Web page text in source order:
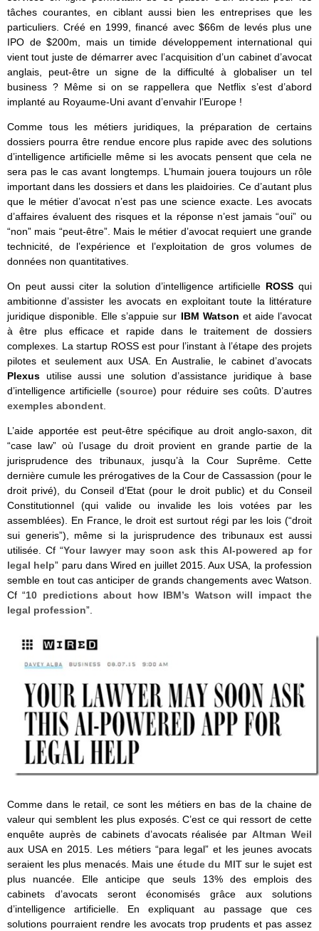
tâches courantes, en ciblant aussi bien les entreprises que les
particuliers. Créé en 1999, financé avec $66m de levés plus une
IPO de $200m, mais un timide développement international qui
vient tout juste de démarrer avec l’acquisition d’un cabinet d’avocat
anglais, peut-être un signe de la difficulté à globaliser un tel
business ? Même si on se rappellera que Netflix s’est d’abord
implanté au Royaume-Uni avant d’envahir l’Europe !
Comme tous les métiers juridiques, la préparation de certains
dossiers pourra être rendue encore plus rapide avec des solutions
d’intelligence artificielle même si les avocats pensent que cela ne
sera pas le cas avant longtemps. L’humain jouera toujours un rôle
important dans les dossiers et dans les plaidoiries. Ce d’autant plus
que le métier d’avocat n’est pas une science exacte. Les avocats
d’affaires évaluent des risques et la réponse n’est jamais “oui” ou
“non” mais “peut-être”. Mais le métier d’avocat requiert une grande
technicité, de l’expérience et l’exploitation de gros volumes de
données non quantitatives.
On peut aussi citer la solution d’intelligence artificielle ROSS qui
ambitionne d’assister les avocats en exploitant toute la littérature
juridique disponible. Elle s’appuie sur IBM Watson et aide l’avocat
à être plus efficace et rapide dans le traitement de dossiers
complexes. La startup ROSS est pour l’instant à l’étape des projets
pilotes et seulement aux USA. En Australie, le cabinet d’avocats
Plexus utilise aussi une solution d’assistance juridique à base
d’intelligence artificielle (source) pour réduire ses coûts. D’autres
exemples abondent
L’aide apportée est peut-être spécifique au droit anglo-saxon, dit
“case law” où l’usage du droit provient en grande partie de la
jurisprudence des tribunaux, jusqu’à la Cour Suprême. Cette
dernière cumule les prérogatives de la Cour de Cassassion (pour le
droit privé), du Conseil d’Etat (pour le droit public) et du Conseil
Constitutionnel (qui valide ou invalide les lois votées par les
assemblées). En France, le droit est surtout régi par les lois (“droit
sui generis”), même si la jurisprudence des tribunaux est aussi
utilisée. Cf “Your lawyer may soon ask this AI-powered ap for
legal help” paru dans Wired en juillet 2015. Aux USA, la profession
semble en tout cas anticiper de grands changements avec Watson.
Cf “10 predictions about how IBM’s Watson will impact the
legal profession”.
Comme dans le retail, ce sont les métiers en bas de la chaine de
valeur qui semblent les plus exposés. C’est ce qui ressort de cette
enquête auprès de cabinets d’avocats réalisée parAltman Weil
aux USA en 2015. Les métiers “para legal” et les jeunes avocats
seraient les plus menacés. Mais une étude du MITsur le sujet est
plus nuancée. Elle anticipe que seuls 13% des emplois des
cabinets d’avocats seront économisés grâce aux solutions
d’intelligence artificielle. En expliquant au passage que ces
solutions pourraient rendre les avocats trop prudents et pas assez